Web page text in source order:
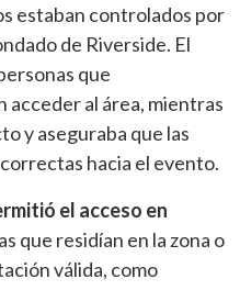
estaban controlados por
de Riverside. El
que
acceder al área, mientras
y aseguraba que las
hacia el evento.
el acceso en
que residían en la zona o
válida, como